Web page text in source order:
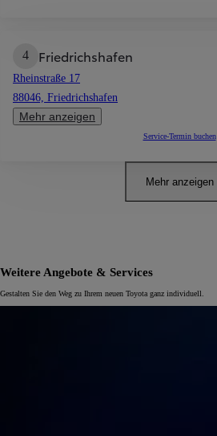
4 Friedrichshafen
Rheinstraße 17
88046, Friedrichshafen
Mehr anzeigen
Service-Termin buchen
Mehr anzeigen
Weitere Angebote & Services
Gestalten Sie den Weg zu Ihrem neuen Toyota ganz individuell.